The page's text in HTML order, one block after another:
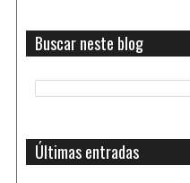
Buscar neste blog
Últimas entradas